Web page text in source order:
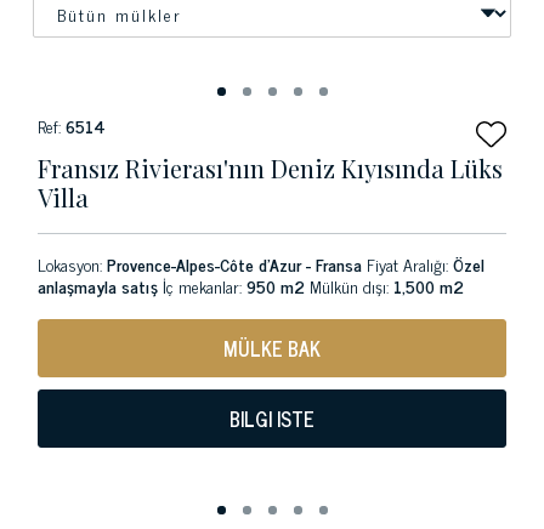
Ref:6514
Fransız Rivierası'nın Deniz Kıyısında Lüks
Villa
Lokasyon:Provence-Alpes-Côte d'Azur - Fransa Fiyat Aralığı:Özel
anlaşmayla satış İç mekanlar:950 m2 Mülkün dışı: 1,500 m2
MÜLKE BAK
BILGI ISTE